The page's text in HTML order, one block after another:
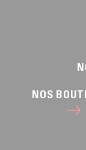
NOS